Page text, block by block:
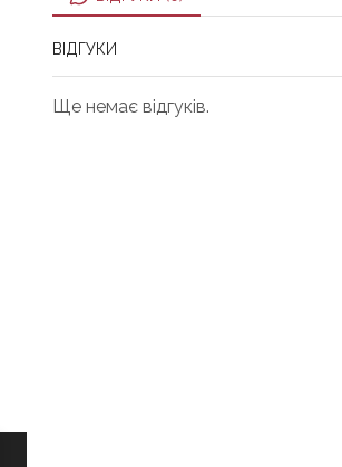
ВІДГУКИ
Ще немає відгуків.